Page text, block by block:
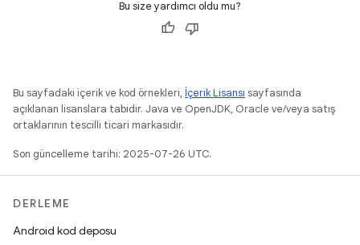
Bu size yardımcı oldu mu?
Bu sayfadaki içerik ve kod örnekleri, İçerik Lisansı sayfasında
açıklanan lisanslara tabidir. Java ve OpenJDK, Oracle ve/veya satış
ortaklarının tescilli ticari markasıdır.
Son güncelleme tarihi: 2025-07-26 UTC.
DERLEME
Android kod deposu